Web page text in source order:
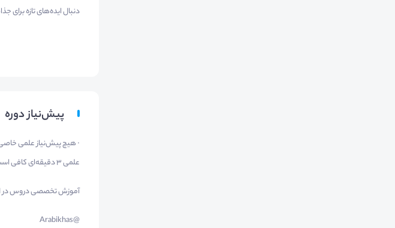
دنبال ایده‌های تازه
پیش‌نیاز دوره
· هیچ پیش‌نیاز علمی
علمی ۳ دقیقه‌ای کافی است.· برای تعامل در پایان فیلم، دسترسی به بخش نظرات در کانال یا سایت موسسه توصیه می‌شود.
آموزش تخصصی دروس در
@Arabikhas